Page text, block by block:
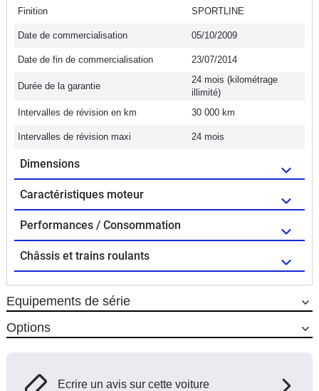
Finition SPORTLINE
Date de commercialisation 05/10/2009
Date de fin de commercialisation 23/07/2014
Durée de la garantie
24 mois (kilométrage
illimité)
Intervalles de révision en km
30 000 km
Intervalles de révision maxi 24 mois
Dimensions
Caractéristiques moteur
Performances / Consommation
Châssis et trains roulants
Equipements de série
Options
Ecrire un avis sur cette voiture